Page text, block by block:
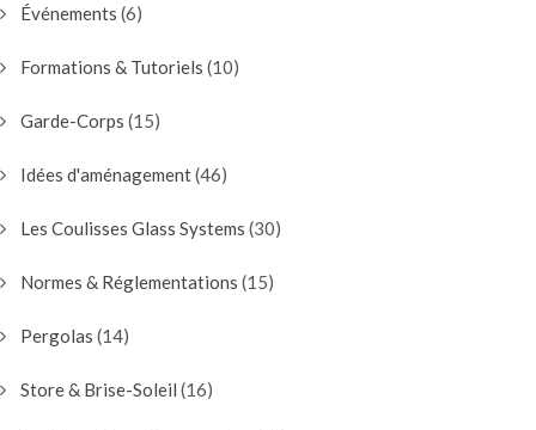
Événements (6)
Formations & Tutoriels (10)
Garde-Corps (15)
Idées d'aménagement(46)
Les Coulisses Glass Systems (30)
Normes & Réglementations (15)
Pergolas (14)
Store & Brise-Soleil (16)